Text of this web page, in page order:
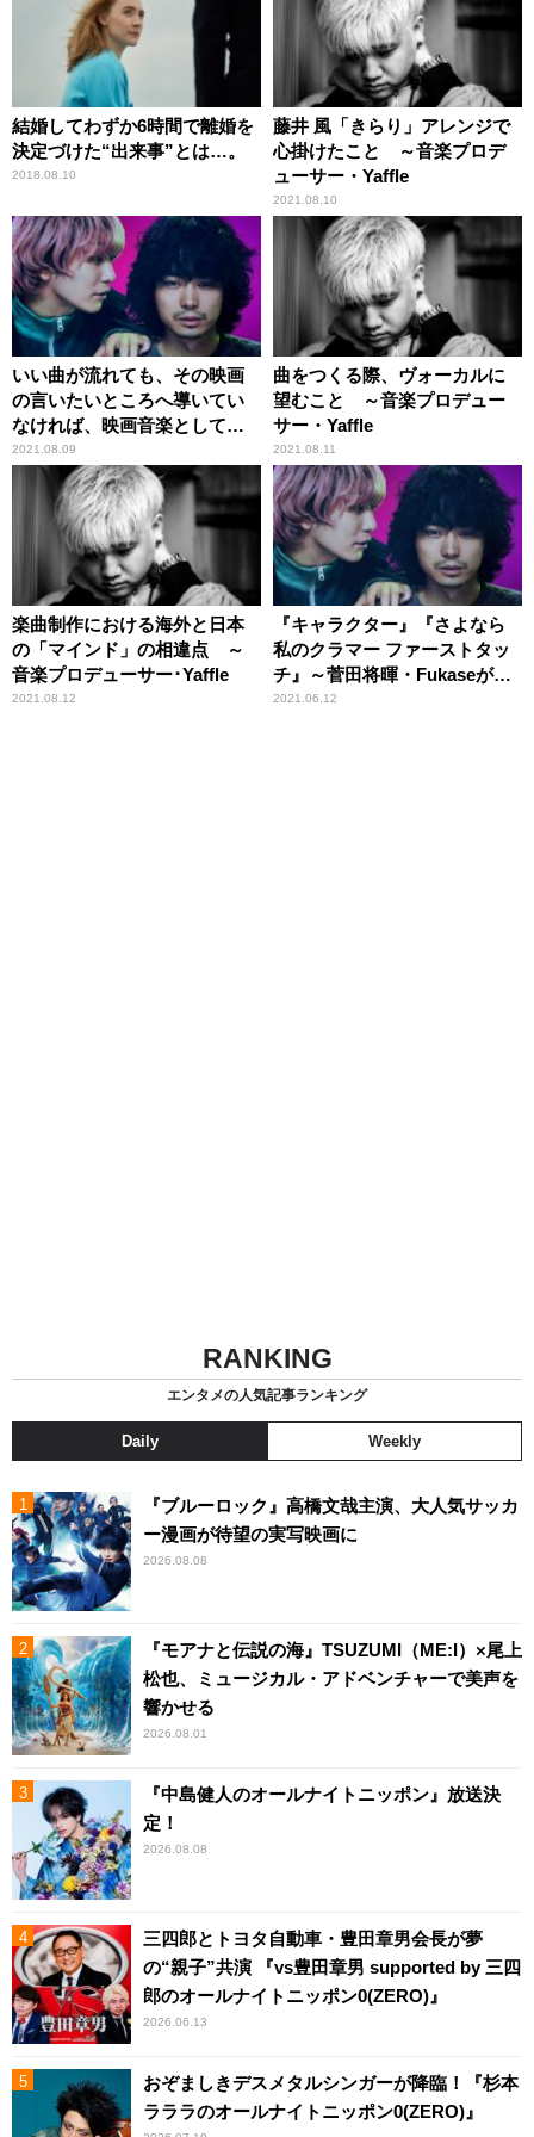
結婚してわずか6時間で離婚を
決定づけた“出来事”とは…。
2018.08.10
藤井 風「きらり」アレンジで
心掛けたこと ～音楽プロデ
ューサー・Yaffle
2021.08.10
いい曲が流れても、その映画
の言いたいところへ導いてい
なければ、映画音楽としては
失敗だと思う ～音楽プロデ
ューサー・Yaffle
2021.08.09
曲をつくる際、ヴォーカルに
望むこと ～音楽プロデュー
サー・Yaffle
2021.08.11
楽曲制作における海外と日本
の「マインド」の相違点 ～
音楽プロデューサー･Yaffle
2021.08.12
『キャラクター』『さよなら
私のクラマー ファーストタッ
チ』～菅田将暉・Fukaseがみ
せる化学反応＆あのアニメプ
2021.06.12
RANKING
エンタメの人気記事ランキング
Daily Weekly
『ブルーロック』高橋文哉主演、大人気サッカ
ー漫画が待望の実写映画に
2026.08.08
『モアナと伝説の海』TSUZUMI（ME:I）×尾上
松也、ミュージカル・アドベンチャーで美声を
響かせる
2026.08.01
『中島健人のオールナイトニッポン』放送決
定！
2026.08.08
三四郎とトヨタ自動車・豊田章男会長が夢
の“親子”共演 『vs豊田章男 supported by 三四
郎のオールナイトニッポン0(ZERO)』
2026.06.13
おぞましきデスメタルシンガーが降臨！『杉本
ラララのオールナイトニッポン0(ZERO)』